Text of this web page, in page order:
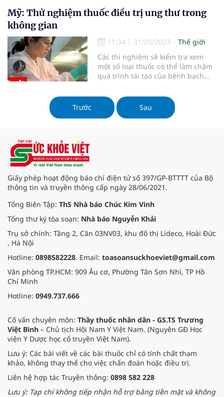
Mỹ: Thử nghiệm thuốc điều trị ung thư trong
không gian
11:34 | 31/05/2023
Thế giới
Các thí nghiệm sẽ kiểm tra xem
một số loại thuốc có thể làm chậm
quá trình tái tạo của bệnh bạch
đại trực tràng trong không gian
hay không?
Trước Sau
Giấy phép hoạt động báo chí điện tử số 397/GP-BTTTT của Bộ
thông tin và truyền thông cấp ngày 28/06/2021.
Tổng Biên Tập: ThS Nhà báo Chúc Kim Vinh
Tổng thư ký tòa soạn: Nhà báo Nguyễn Khải
Trụ sở chính: Tầng 2, Căn 03NV03, khu đô thị Lideco, Hoài Đức
, Hà Nội
Hotline: 0898582228. Email: toasoansuckhoeviet@gmail.com
Văn phòng TP.HCM: 909 Âu cơ, Phường Tân Sơn Nhì, TP Hồ
Chí Minh
Hotline: 0949.737.666
Cố vấn chuyên môn: Thầy thuốc nhân dân - GS.TS Trương
Việt Bình – Chủ tịch Hội Nam Y Việt Nam. (Nguyên GĐ Học
viện Y Dược học cổ truyền Việt Nam).
Lưu ý: Các bài viết về các bài thuốc chỉ có tính chất tham
khảo, không thay thế cho việc chẩn đoán hoặc điều trị.
Liên hệ hợp tác Truyền thông: 0898 582 228
Lưu ý: Tạp chí không tiếp nhận hỗ trợ bằng tiền mặt và không